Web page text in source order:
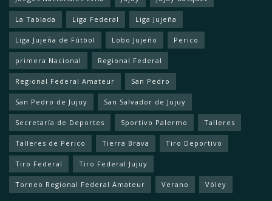
La Tablada Liga Federal Liga Jujeña
Liga Jujeña de Fútbol Lobo Jujeño Perico
primera Nacional Regional Federal
Regional Federal Amateur San Pedro
San Pedro de Jujuy San Salvador de Jujuy
Secretaría de Deportes Sportivo Palermo Talleres
Talleres de Perico Tierra Brava Tiro Deportivo
Tiro Federal Tiro Federal Jujuy
Torneo Regional Federal Amateur Verano Vóley